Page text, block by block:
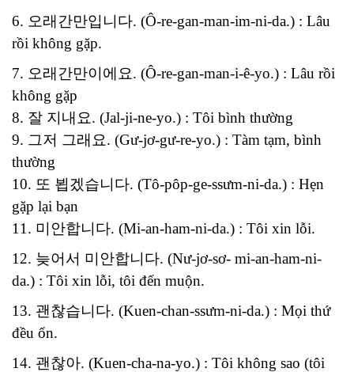
6. 오래간만입니다. (Ô-re-gan-man-im-ni-da.) : Lâu
rồi không gặp.
7. 오래간만이에요. (Ô-re-gan-man-i-ê-yo.) : Lâu rồi
không gặp
8. 잘 지내요. (Jal-ji-ne-yo.) : Tôi bình thường
9. 그저 그래요. (Gư-jơ-gư-re-yo.) : Tàm tạm, bình
thường
10. 또 뵙겠습니다. (Tô-pôp-ge-ssưm-ni-da.) : Hẹn
gặp lại bạn
11. 미안합니다. (Mi-an-ham-ni-da.) : Tôi xin lỗi.
12. 늦어서 미안합니다. (Nư-jơ-sơ- mi-an-ham-ni-
da.) : Tôi xin lỗi, tôi đến muộn.
13. 괜찮습니다. (Kuen-chan-ssưm-ni-da.) : Mọi thứ
đều ổn.
14. 괜찮아. (Kuen-cha-na-yo.) : Tôi không sao (tôi